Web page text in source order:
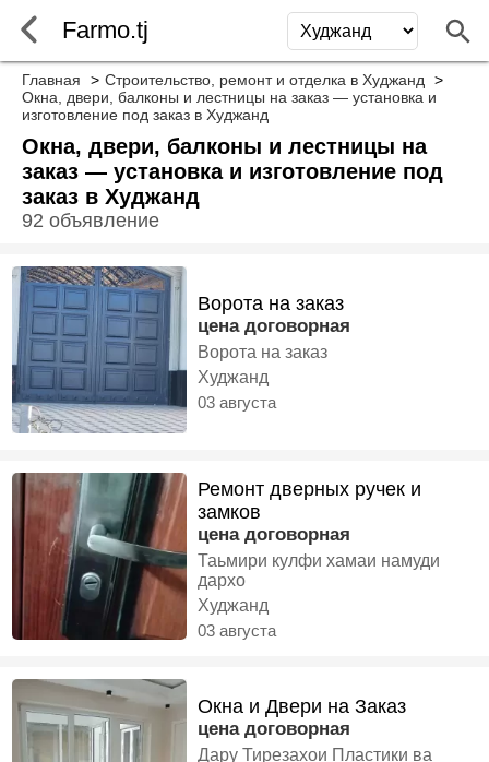
Farmo.tj
Главная
Строительство, ремонт и отделка в Худжанд
Окна, двери, балконы и лестницы на заказ — установка и
изготовление под заказ в Худжанд
Окна, двери, балконы и лестницы на
заказ — установка и изготовление под
заказ в Худжанд
92 объявление
Ворота на заказ
цена договорная
Ворота на заказ
Худжанд
03 августа
Ремонт дверных ручек и
замков
цена договорная
Таьмири кулфи хамаи намуди
дархо
Худжанд
03 августа
Окна и Двери на Заказ
цена договорная
Дару Тирезахои Пластики ва